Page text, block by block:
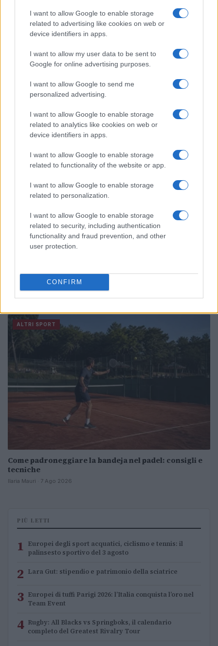
I want to allow Google to enable storage
related to advertising like cookies on web or
device identifiers in apps.
I want to allow my user data to be sent to
Google for online advertising purposes.
I want to allow Google to send me
personalized advertising.
I want to allow Google to enable storage
related to analytics like cookies on web or
device identifiers in apps.
I want to allow Google to enable storage
related to functionality of the website or app.
I want to allow Google to enable storage
related to personalization.
I want to allow Google to enable storage
related to security, including authentication
functionality and fraud prevention, and other
user protection.
CONFIRM
Francesca Lombardi · 7 Ago 2026
Scopri la storia della pallavolo a Modena attraverso
una mostra unica
ALTRI SPORT
Come padroneggiare la bandeja nel padel: consigli e
tecniche
Ilaria Mauri · 7 Ago 2026
PIÙ LETTI
1 Europei degli sport acquatici, ciclismo e tennis: il
palinsesto sportivo del 3 agosto
2 Lara Gut: stipendio e patrimonio della sciatrice
3 Europei di tuffi Parigi 2026: l’Italia conquista l’oro nel
Team Event
4 Rugby: All Blacks vs Springboks, il calendario
completo del Greatest Rivalry Tour